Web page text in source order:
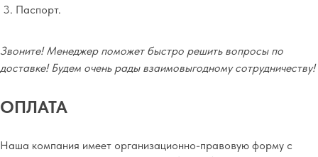
Паспорт.
Звоните! Менеджер поможет быстро решить вопросы по
доставке! Будем очень рады взаимовыгодному сотрудничеству!
ОПЛАТА
Наша компания имеет организационно-правовую форму с